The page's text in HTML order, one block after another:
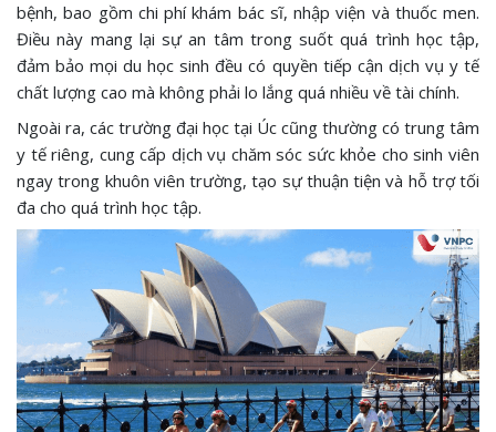
bệnh, bao gồm chi phí khám bác sĩ, nhập viện và thuốc men.
Điều này mang lại sự an tâm trong suốt quá trình học tập,
đảm bảo mọi du học sinh đều có quyền tiếp cận dịch vụ y tế
chất lượng cao mà không phải lo lắng quá nhiều về tài chính.
Ngoài ra, các trường đại học tại Úc cũng thường có trung tâm
y tế riêng, cung cấp dịch vụ chăm sóc sức khỏe cho sinh viên
ngay trong khuôn viên trường, tạo sự thuận tiện và hỗ trợ tối
đa cho quá trình học tập.